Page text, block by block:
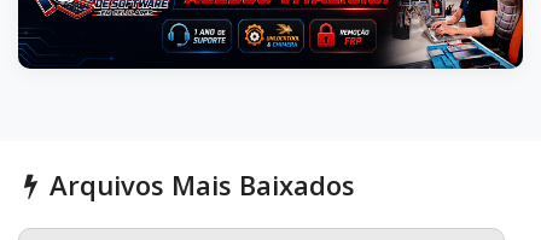
Arquivos Mais Baixados